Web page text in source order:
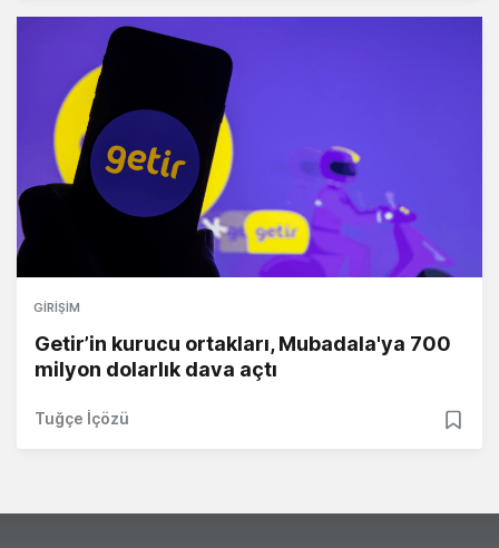
GIRIŞIM
Getir’in kurucu ortakları, Mubadala'ya 700
milyon dolarlık dava açtı
Tuğçe İçözü